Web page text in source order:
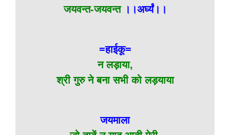
जयवन्त-जयवन्त ।।अर्घ्यं।।
=हाईकू=
न लड़ाया,
श्री गुरु ने बना सभी को लड़याया
जयमाला